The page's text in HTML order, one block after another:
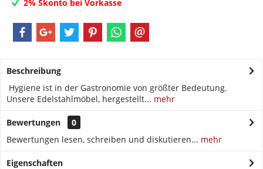
2% Skonto bei Vorkasse
Beschreibung
Hygiene ist in der Gastronomie von größter Bedeutung.
Unsere Edelstahlmöbel, hergestellt... mehr
Bewertungen
0
Bewertungen lesen, schreiben und diskutieren... mehr
Eigenschaften